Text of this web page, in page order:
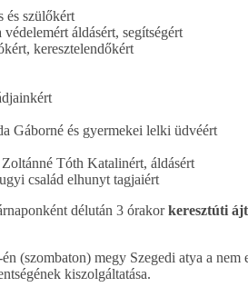
és szülőkért
áldásért, segítségért
keresztelendőkért
Gáborné és gyermekei lelki üdvéért
Tóth Katalinért, áldásért
család elhunyt tagjaiért
délután 3 órakorkeresztúti
(szombaton) megy Szegedi atya a
kiszolgáltatása.